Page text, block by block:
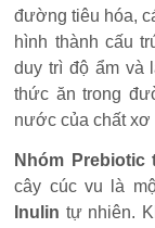
đường tiêu hóa,
hình thành cấu
duy trì độ ẩm và
thức ăn trong
nước của chất xơ
Nhóm
cây cúc vu là
Inulin tự nhiên.